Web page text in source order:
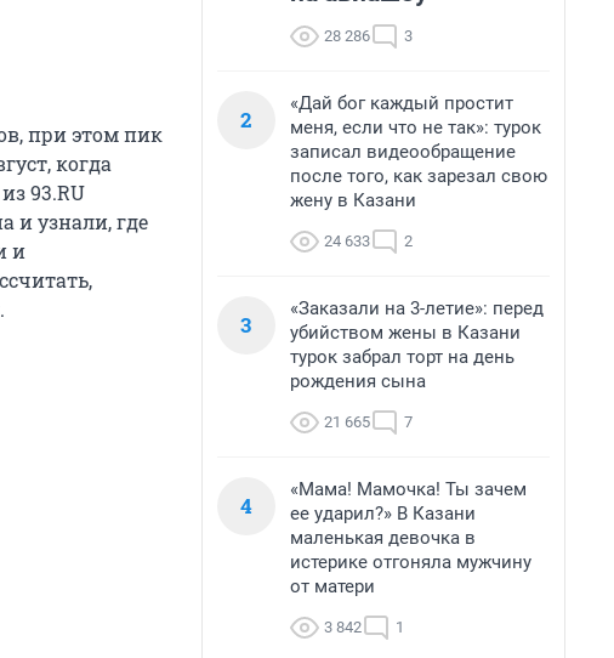
при этом пик
когда
93.RU
и узнали, где
и
28 286 3
2
«Дай бог каждый простит
меня, если что не так»: турок
записал видеообращение
после того, как зарезал свою
жену в Казани
24 633 2
3
«Заказали на 3-летие»: перед
убийством жены в Казани
турок забрал торт на день
рождения сына
21 665 7
4
«Мама! Мамочка! Ты зачем
ее ударил?» В Казани
маленькая девочка в
истерике отгоняла мужчину
от матери
3 842 1